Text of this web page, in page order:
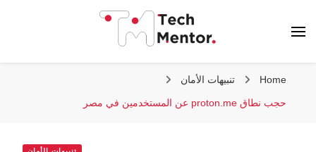
Home تنبيهات الأمان
حجب نطاق proton.me عن المستخدمين في مصر